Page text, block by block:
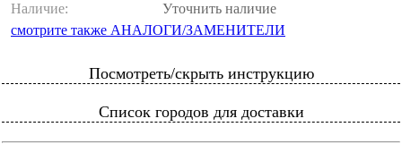
Наличие:
Уточнить наличие
смотрите также АНАЛОГИ/ЗАМЕНИТЕЛИ
Посмотреть/скрыть инструкцию
Список городов для доставки